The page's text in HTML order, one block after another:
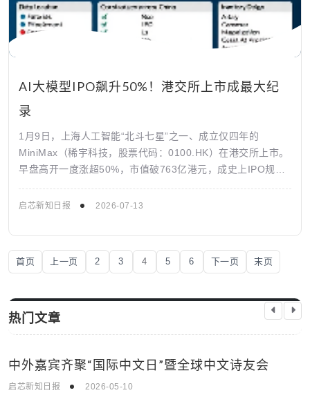
AI大模型IPO飙升50%！港交所上市成最大纪
录
1月9日，上海人工智能“北斗七星”之一、成立仅四年的
MiniMax（稀宇科技，股票代码：0100.HK）在港交所上市。
早盘高开一度涨超50%，市值破763亿港元，成史上IPO规模
启芯新知日报 2026-07-13
首页 上一页 2 3 4 5 6 下一页 末页
热门文章
时事新闻
中外嘉宾齐聚“国际中文日”暨全球中文诗友会
启芯新知日报 2026-05-10